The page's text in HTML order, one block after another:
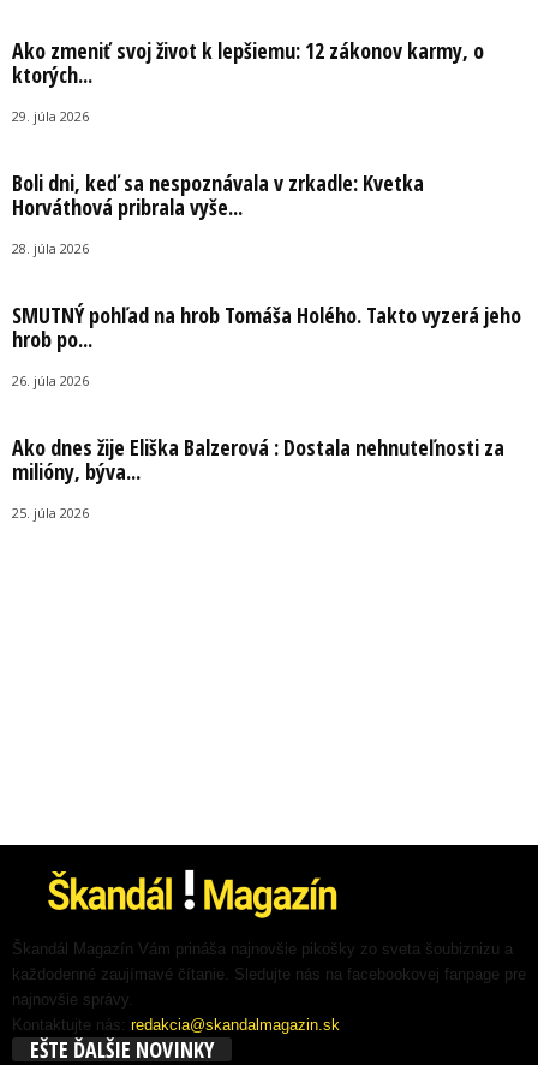
Ako zmeniť svoj život k lepšiemu: 12 zákonov karmy, o
ktorých...
29. júla 2026
Boli dni, keď sa nespoznávala v zrkadle: Kvetka
Horváthová pribrala vyše...
28. júla 2026
SMUTNÝ pohľad na hrob Tomáša Holého. Takto vyzerá jeho
hrob po...
26. júla 2026
Ako dnes žije Eliška Balzerová : Dostala nehnuteľnosti za
milióny, býva...
25. júla 2026
Škandál Magazín Vám prináša najnovšie pikošky zo sveta šoubiznizu a
každodenné zaujímavé čítanie. Sledujte nás na facebookovej fanpage pre
najnovšie správy.
Kontaktujte nás: redakcia@skandalmagazin.sk
EŠTE ĎALŠIE NOVINKY